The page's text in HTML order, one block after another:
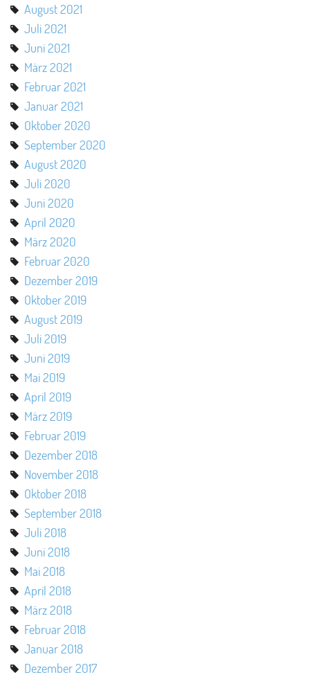
August 2021
Juli 2021
Juni 2021
März 2021
Februar 2021
Januar 2021
Oktober 2020
September 2020
August 2020
Juli 2020
Juni 2020
April 2020
März 2020
Februar 2020
Dezember 2019
Oktober 2019
August 2019
Juli 2019
Juni 2019
Mai 2019
April 2019
März 2019
Februar 2019
Dezember 2018
November 2018
Oktober 2018
September 2018
Juli 2018
Juni 2018
Mai 2018
April 2018
März 2018
Februar 2018
Januar 2018
Dezember 2017